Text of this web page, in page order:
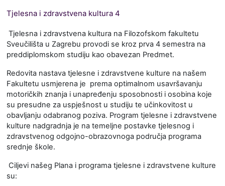
Tjelesna i zdravstvena kultura 4
Tjelesna i zdravstvena kultura na Filozofskom fakultetu
Sveučilišta u Zagrebu provodi se kroz prva 4 semestra na
preddiplomskom studiju kao obavezan Predmet.
Redovita nastava tjelesne i zdravstvene kulture na našem
Fakultetu usmjerena je prema optimalnom usavršavanju
motoričkih znanja i unapređenju sposobnosti i osobina koje
su presudne za uspješnost u studiju te učinkovitost u
obavljanju odabranog poziva. Program tjelesne i zdravstvene
kulture nadgradnja je na temeljne postavke tjelesnog i
zdravstvenog odgojno-obrazovnoga područja programa
srednje škole.
Ciljevi našeg Plana i programa tjelesne i zdravstvene kulture
su: